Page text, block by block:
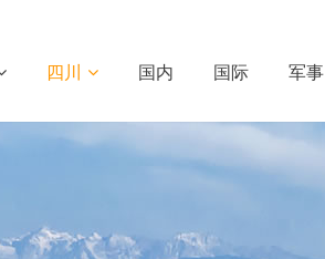
四川 国内 国际 军事